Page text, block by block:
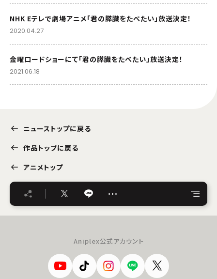
NHK Eテレで劇場アニメ「君の膵臓をたべたい」放送決定！
2020.04.27
金曜ロードショーにて「君の膵臓をたべたい」放送決定！
2021.06.18
ニューストップに戻る
作品トップに戻る
アニメトップ
…
Aniplex公式アカウント